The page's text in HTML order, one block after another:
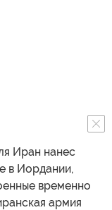
Иран нанес
в Иордании,
временно
армия